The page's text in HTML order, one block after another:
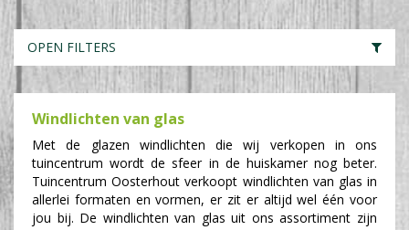
OPEN FILTERS
Windlichten van glas
Met de glazen windlichten die wij verkopen in ons
tuincentrum wordt de sfeer in de huiskamer nog beter.
Tuincentrum Oosterhout verkoopt windlichten van glas in
allerlei formaten en vormen, er zit er altijd wel één voor
jou bij. De windlichten van glas uit ons assortiment zijn